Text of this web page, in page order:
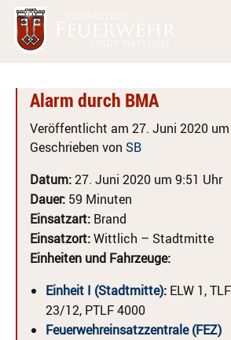
Alarm durch BMA
Veröffentlicht am 27. Juni 2020 um
Geschrieben von SB
Datum:27. Juni 2020 um 9:51 Uhr
Dauer: 59 Minuten
Einsatzart: Brand
Einsatzort:Wittlich – Stadtmitte
Einheiten und Fahrzeuge:
Einheit I (Stadtmitte): ELW 1,
23/12, PTLF 4000
Feuerwehreinsatzzentrale (FEZ)